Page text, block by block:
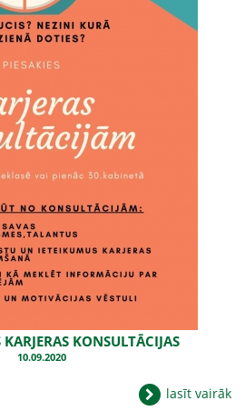
KONSULTĀCIJAS
10.09.2020
lasīt vairāk